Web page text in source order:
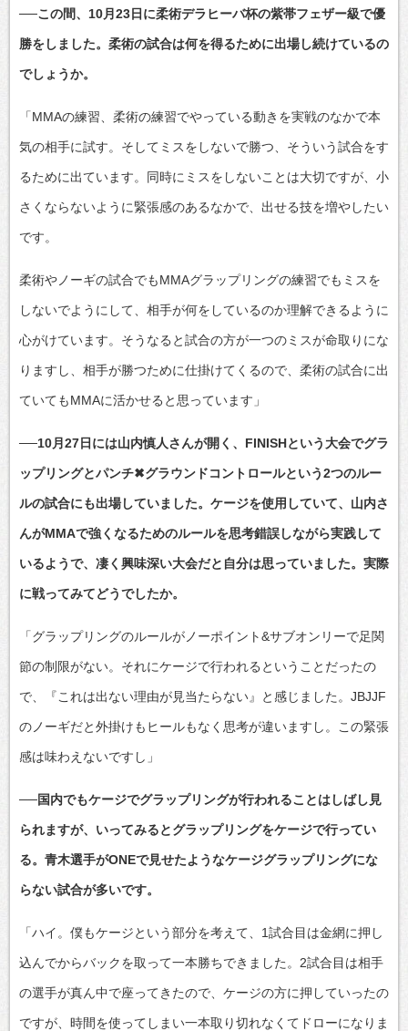
──この間、10月23日に柔術デラヒーバ杯の紫帯フェザー級で優
勝をしました。柔術の試合は何を得るために出場し続けているの
でしょうか。
「MMAの練習、柔術の練習でやっている動きを実戦のなかで本
気の相手に試す。そしてミスをしないで勝つ、そういう試合をす
るために出ています。同時にミスをしないことは大切ですが、小
さくならないように緊張感のあるなかで、出せる技を増やしたい
です。
柔術やノーギの試合でもMMAグラップリングの練習でもミスを
しないでようにして、相手が何をしているのか理解できるように
心がけています。そうなると試合の方が一つのミスが命取りにな
りますし、相手が勝つために仕掛けてくるので、柔術の試合に出
ていてもMMAに活かせると思っています」
──10月27日には山内慎人さんが開く、FINISHという大会でグラ
ップリングとパンチ✖グラウンドコントロールという2つのルー
ルの試合にも出場していました。ケージを使用していて、山内さ
んがMMAで強くなるためのルールを思考錯誤しながら実践して
いるようで、凄く興味深い大会だと自分は思っていました。実際
に戦ってみてどうでしたか。
「グラップリングのルールがノーポイント&サブオンリーで足関
節の制限がない。それにケージで行われるということだったの
で、『これは出ない理由が見当たらない』と感じました。JBJJF
のノーギだと外掛けもヒールもなく思考が違いますし。この緊張
感は味わえないですし」
──国内でもケージでグラップリングが行われることはしばし見
られますが、いってみるとグラップリングをケージで行ってい
る。青木選手がONEで見せたようなケージグラップリングにな
らない試合が多いです。
「ハイ。僕もケージという部分を考えて、1試合目は金網に押し
込んでからバックを取って一本勝ちできました。2試合目は相手
の選手が真ん中で座ってきたので、ケージの方に押していったの
ですが、時間を使ってしまい一本取り切れなくてドローになりま